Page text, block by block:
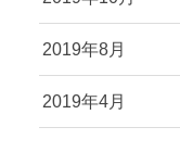
2019年8月
2019年4月